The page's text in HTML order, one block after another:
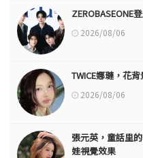
ZEROBASEONE
2026/08/06
TWICE娜璉，花
2026/08/06
張元英，童話里
娃視覺效果